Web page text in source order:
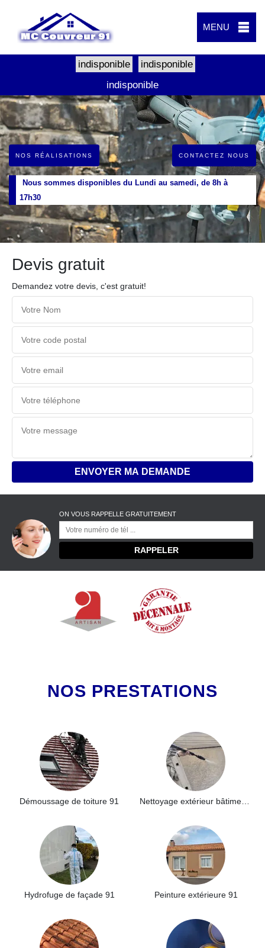
MENU
indisponible
indisponible
indisponible
NOS RÉALISATIONS CONTACTEZ NOUS
Nous sommes disponibles du Lundi au samedi, de 8h à
17h30
Devis gratuit
Demandez votre devis, c'est gratuit!
ON VOUS RAPPELLE GRATUITEMENT
NOS PRESTATIONS
Démoussage de toiture 91
Hydrofuge de façade 91 Peinture extérieure 91